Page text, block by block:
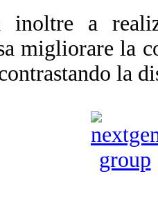
a
migliorare la
la